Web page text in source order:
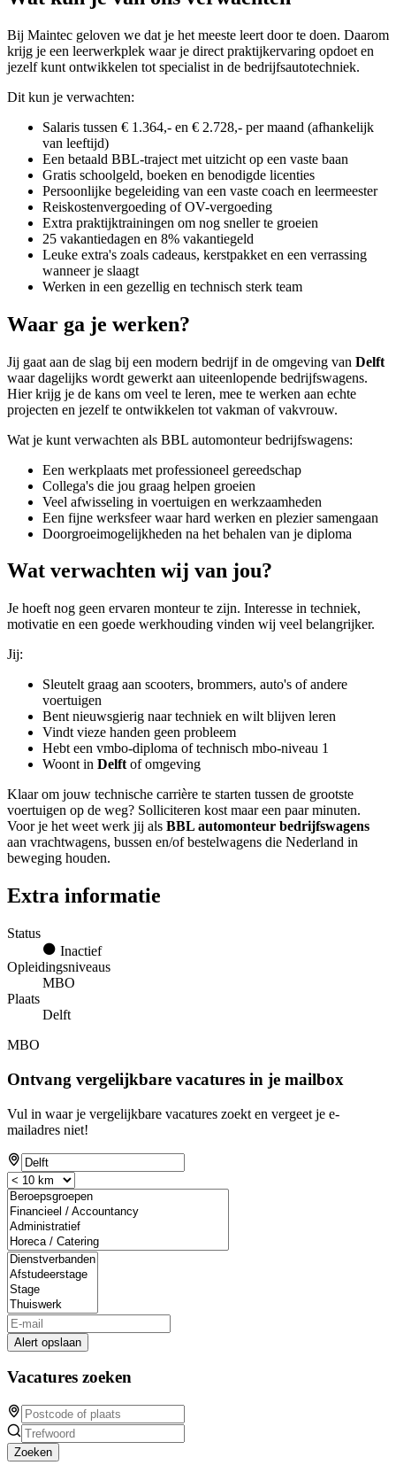
Bij Maintec geloven we dat je het meeste leert door te doen. Daarom
krijg je een leerwerkplek waar je direct praktijkervaring opdoet en
jezelf kunt ontwikkelen tot specialist in de bedrijfsautotechniek.
Dit kun je verwachten:
Salaris tussen € 1.364,- en € 2.728,- per maand (afhankelijk
van leeftijd)
Een betaald BBL-traject met uitzicht op een vaste baan
Gratis schoolgeld, boeken en benodigde licenties
Persoonlijke begeleiding van een vaste coach en leermeester
Reiskostenvergoeding of OV-vergoeding
Extra praktijktrainingen om nog sneller te groeien
25 vakantiedagen en 8% vakantiegeld
Leuke extra's zoals cadeaus, kerstpakket en een verrassing
wanneer je slaagt
Werken in een gezellig en technisch sterk team
Waar ga je werken?
Jij gaat aan de slag bij een modern bedrijf in de omgeving van Delft
waar dagelijks wordt gewerkt aan uiteenlopende bedrijfswagens.
Hier krijg je de kans om veel te leren, mee te werken aan echte
projecten en jezelf te ontwikkelen tot vakman of vakvrouw.
Wat je kunt verwachten als BBL automonteur bedrijfswagens:
Een werkplaats met professioneel gereedschap
Collega's die jou graag helpen groeien
Veel afwisseling in voertuigen en werkzaamheden
Een fijne werksfeer waar hard werken en plezier samengaan
Doorgroeimogelijkheden na het behalen van je diploma
Wat verwachten wij van jou?
Je hoeft nog geen ervaren monteur te zijn. Interesse in techniek,
motivatie en een goede werkhouding vinden wij veel belangrijker.
Jij:
Sleutelt graag aan scooters, brommers, auto's of andere
voertuigen
Bent nieuwsgierig naar techniek en wilt blijven leren
Vindt vieze handen geen probleem
Hebt een vmbo-diploma of technisch mbo-niveau 1
Woont in Delft of omgeving
Klaar om jouw technische carrière te starten tussen de grootste
voertuigen op de weg? Solliciteren kost maar een paar minuten.
Voor je het weet werk jij als BBL automonteur bedrijfswagens
aan vrachtwagens, bussen en/of bestelwagens die Nederland in
beweging houden.
Extra informatie
Status
Inactief
Opleidingsniveaus
MBO
Plaats
Delft
MBO
Ontvang vergelijkbare vacatures in je mailbox
Vul in waar je vergelijkbare vacatures zoekt en vergeet je e-
mailadres niet!
Alert opslaan
Vacatures zoeken
Zoeken